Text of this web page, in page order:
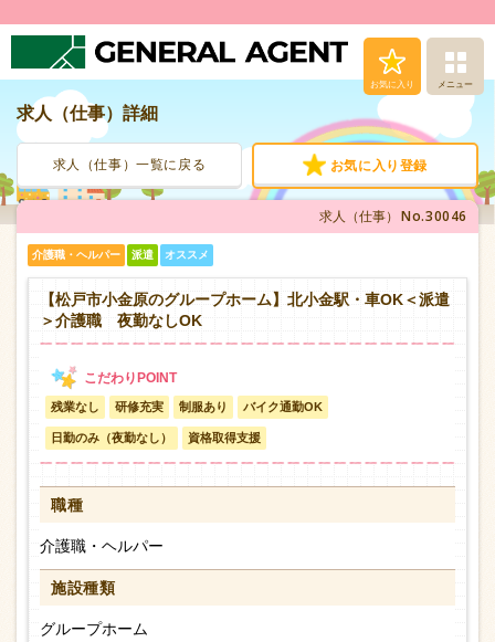
お気に入り メニュー
人材派遣サービス
転職支援サービス
登録から就業まで
お問い合わせ
求人（仕事）詳細
求人（仕事）一覧に戻る お気に入り登録
求人（仕事） No.30046
介護職・ヘルパー 派遣 オススメ
【松戸市小金原のグループホーム】北小金駅・車OK＜派遣
＞介護職 夜勤なしOK
残業なし 研修充実 制服あり バイク通勤OK
日勤のみ（夜勤なし） 資格取得支援
職種
介護職・ヘルパー
施設種類
グループホーム